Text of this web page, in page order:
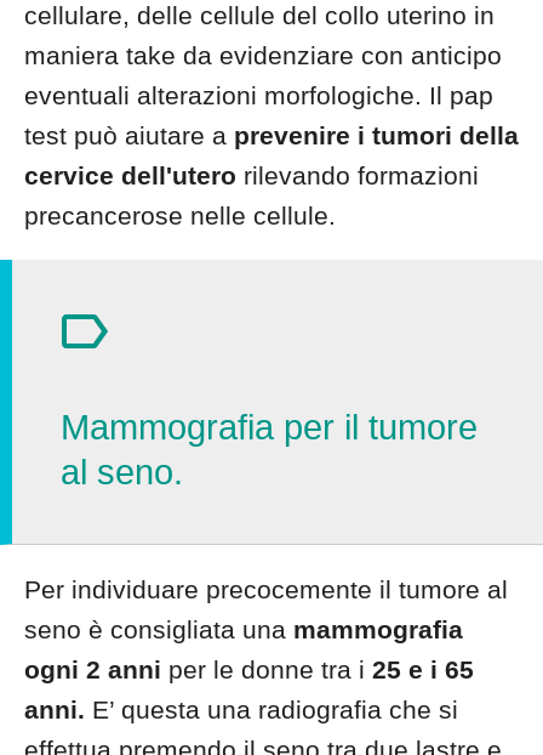
cellulare, delle cellule del collo uterino in
maniera take da evidenziare con anticipo
eventuali alterazioni morfologiche. Il pap
test può aiutare a prevenire i tumori della
cervice dell'utero rilevando formazioni
precancerose nelle cellule.
Mammografia per il tumore
al seno.
Per individuare precocemente il tumore al
seno è consigliata una mammografia
ogni 2 anni per le donne tra i 25 e i 65
anni. E’ questa una radiografia che si